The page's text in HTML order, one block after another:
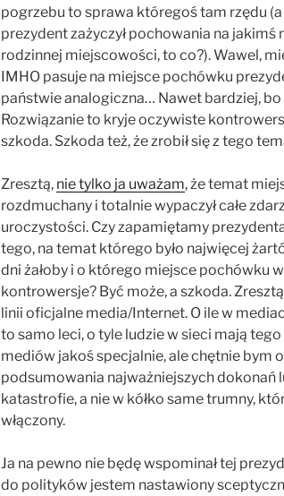
pogrzebu to sprawa któregoś tam rzędu
prezydent zażyczył pochowania na jakimś
rodzinnej miejscowości, to co?). Wawel,
IMHO pasuje na miejsce pochówku
państwie analogiczna… Nawet bardziej,
Rozwiązanie to kryje oczywiste
szkoda. Szkoda też, że zrobił się z tego
Zresztą, nie tylko ja uważam, że temat
rozdmuchany i totalnie wypaczył całe
uroczystości. Czy zapamiętamy
tego, na temat którego było najwięcej
dni żałoby i o którego miejsce pochówku
kontrowersje? Być może, a szkoda.
linii oficjalne media/Internet. O ile w
to samo leci, o tyle ludzie w sieci mają
mediów jakoś specjalnie, ale chętnie bym
podsumowania najważniejszych dokonań
katastrofie, a nie w kółko same trumny,
włączony.
Ja na pewno nie będę wspominał tej
do polityków jestem nastawiony